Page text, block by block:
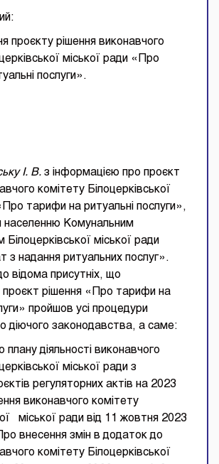
проєкту рішення виконавчого
міської ради «Про
послуги».
І. В. з інформацією про проєкт
комітету Білоцерківської
тарифи на ритуальні послуги»,
населенню Комунальним
Білоцерківської міської ради
з надання ритуальних послуг».
відома присутніх, що
проєкт рішення «Про тарифи на
пройшов усі процедури
діючого законодавства, а саме:
плану діяльності виконавчого
міської ради з
регуляторних актів на 2023
виконавчого комітету
міської ради від 11 жовтня 2023
внесення змін в додаток до
комітету Білоцерківської